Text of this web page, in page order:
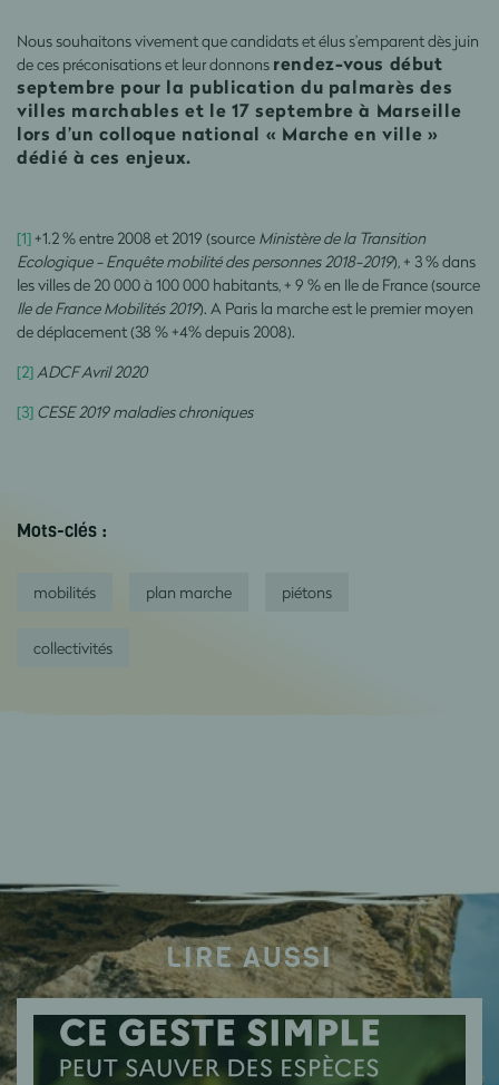
Nous souhaitons vivement que candidats et élus s’emparent dès juin
de ces préconisations et leur donnons rendez-vous début
septembre pour la publication du palmarès des
villes marchables et le 17 septembre à Marseille
lors d’un colloque national « Marche en ville »
dédié à ces enjeux.
[1]+1.2 % entre 2008 et 2019 (source Ministère de la Transition
Ecologique - Enquête mobilité des personnes 2018-2019), + 3 % dans
les villes de 20 000 à 100 000 habitants, + 9 % en Ile de France (source
Ile de France Mobilités 2019). A Paris la marche est le premier moyen
de déplacement (38 % +4% depuis 2008).
[2]ADCF Avril 2020
[3] CESE 2019 maladies chroniques
Mots-clés :
mobilités plan marche piétons
collectivités
LIRE AUSSI